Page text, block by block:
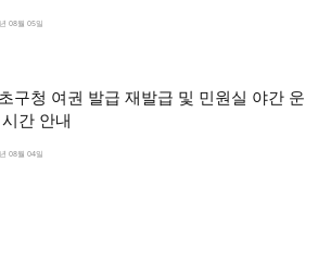
08월 05일
구청 여권 발급 재발급 및 민원실 야간 운
간 안내
08월 04일